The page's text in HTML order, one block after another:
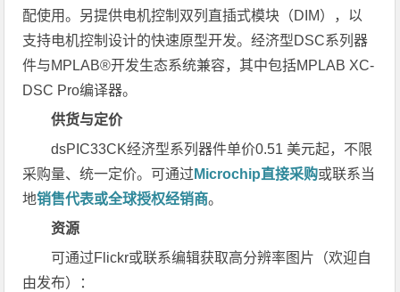
配使用。另提供电机控制双列直插式模块（DIM），以
支持电机控制设计的快速原型开发。经济型DSC系列器
件与MPLAB®开发生态系统兼容，其中包括MPLAB XC-
DSC Pro编译器。
供货与定价
dsPIC33CK经济型系列器件单价0.51 美元起，不限
采购量、统一定价。可通过 Microchip直接采购或联系当
地销售代表或全球授权经销商。
资源
可通过Flickr或联系编辑获取高分辨率图片（欢迎自
由发布）：